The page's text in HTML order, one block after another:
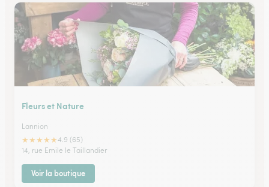
Fleurs et Nature
Lannion
★★★★★4.9 (65)
14, rue Emile le Taillandier
Voir la boutique